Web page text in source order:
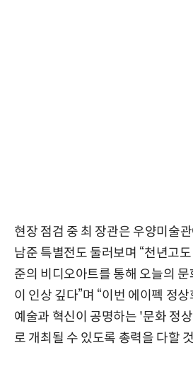
현장 점검 중 최 장관은 우양미술
남준 특별전도 둘러보며 “천년고
준의 비디오아트를 통해 오늘의
이 인상 깊다”며 “이번 에이펙 정
예술과 혁신이 공명하는 '문화 정
로 개최될 수 있도록 총력을 다할